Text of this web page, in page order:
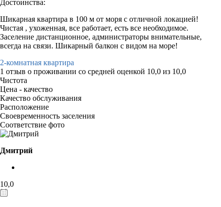
Достоинства:
Шикарная квартира в 100 м от моря с отличной локацией!
Чистая , ухоженная, все работает, есть все необходимое.
Заселение дистанционное, администраторы внимательные,
всегда на связи. Шикарный балкон с видом на море!
2-комнатная квартира
1 отзыв о проживании со средней оценкой 10,0 из 10,0
Чистота
Цена - качество
Качество обслуживания
Расположение
Своевременность заселения
Соответствие фото
Дмитрий
10,0